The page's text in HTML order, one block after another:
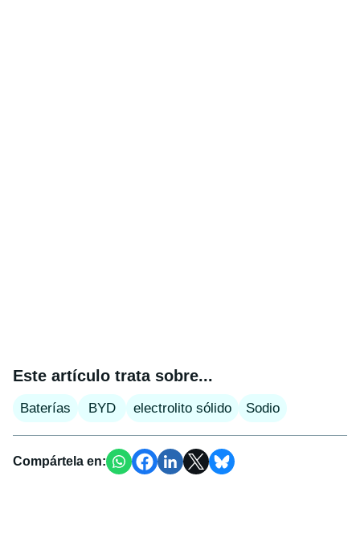
Este artículo trata sobre...
Baterías BYD electrolito sólido Sodio
Compártela en: